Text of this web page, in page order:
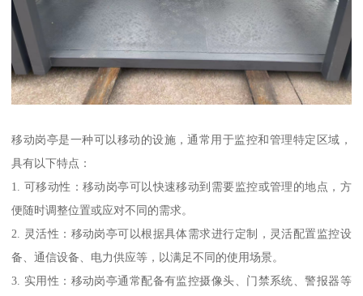
移动岗亭是一种可以移动的设施，通常用于监控和管理特定区域，
具有以下特点：
1. 可移动性：移动岗亭可以快速移动到需要监控或管理的地点，方
便随时调整位置或应对不同的需求。
2. 灵活性：移动岗亭可以根据具体需求进行定制，灵活配置监控设
备、通信设备、电力供应等，以满足不同的使用场景。
3. 实用性：移动岗亭通常配备有监控摄像头、门禁系统、警报器等